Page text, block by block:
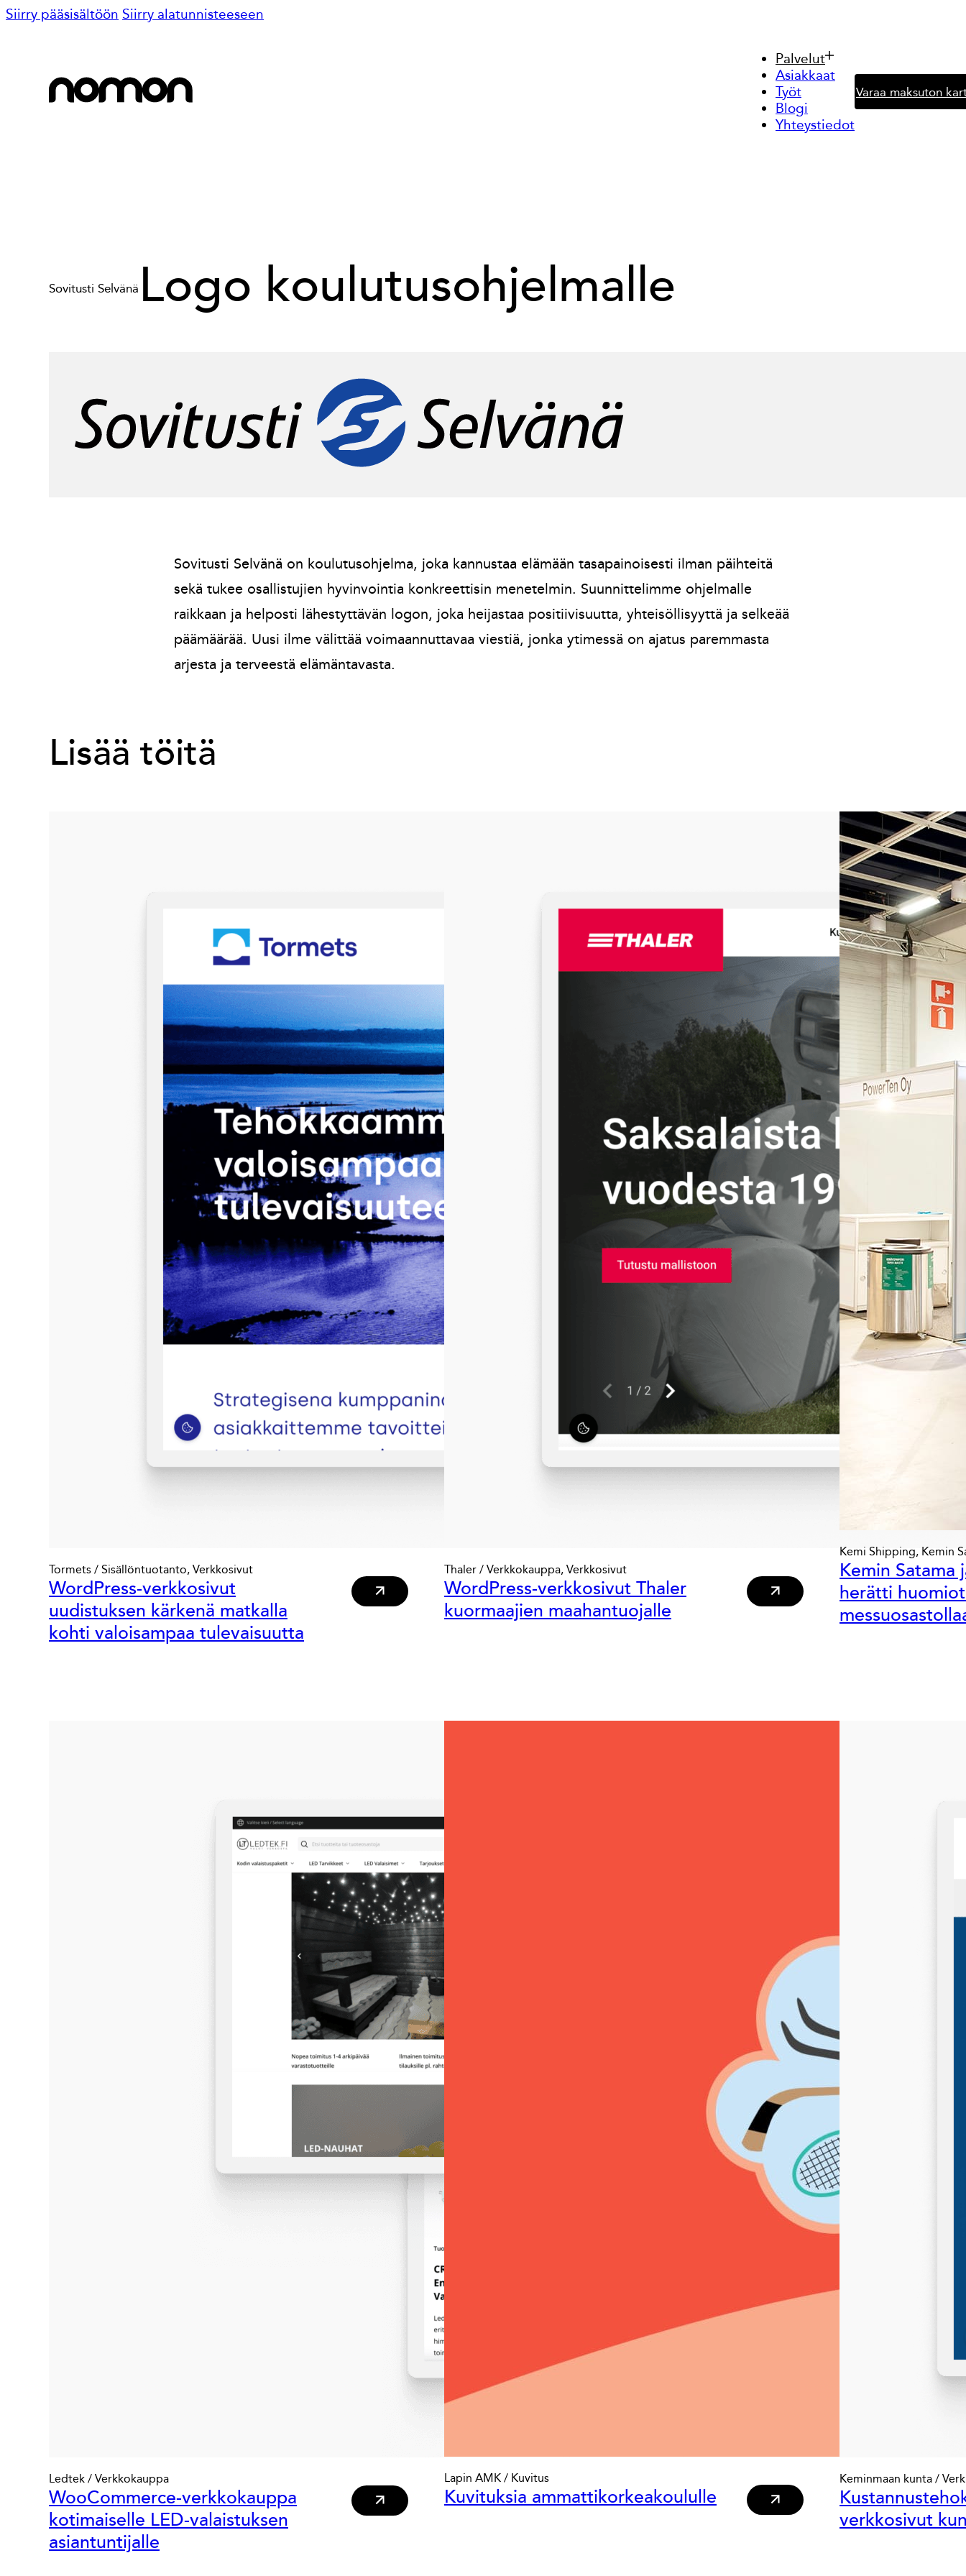
Siirry pääsisältöön Siirry alatunnisteeseen
Palvelut
Asiakkaat
Työt
Blogi
Yhteystiedot
Varaa maksuton
Sovitusti Selvänä Logo koulutusohjelmalle
Sovitusti Selvänä on koulutusohjelma, joka kannustaa elämään tasapainoisesti ilman päihteitä
sekä tukee osallistujien hyvinvointia konkreettisin menetelmin. Suunnittelimme ohjelmalle
raikkaan ja helposti lähestyttävän logon, joka heijastaa positiivisuutta, yhteisöllisyyttä ja selkeää
päämäärää. Uusi ilme välittää voimaannuttavaa viestiä, jonka ytimessä on ajatus paremmasta
arjesta ja terveestä elämäntavasta.
Lisää töitä
Tormets / Sisällöntuotanto, Verkkosivut
WordPress-verkkosivut
uudistuksen kärkenä matkalla
kohti valoisampaa tulevaisuutta
Thaler / Verkkokauppa, Verkkosivut
WordPress-verkkosivut Thaler
kuormaajien maahantuojalle
Kemi Shipping, Kemin
Kemin Satama
herätti
Ledtek / Verkkokauppa
WooCommerce-verkkokauppa
kotimaiselle LED-valaistuksen
asiantuntijalle
Lapin AMK / Kuvitus
Kuvituksia ammattikorkeakoululle
Keminmaan kunta /
verkkosivut